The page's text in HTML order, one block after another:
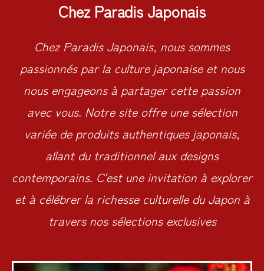
Chez Paradis Japonais
Chez Paradis Japonais, nous sommes
passionnés par la culture japonaise et nous
nous engageons à partager cette passion
avec vous. Notre site offre une sélection
variée de produits authentiques japonais,
allant du traditionnel aux designs
contemporains. C'est une invitation à explorer
et à célébrer la richesse culturelle du Japon à
travers nos sélections exclusives